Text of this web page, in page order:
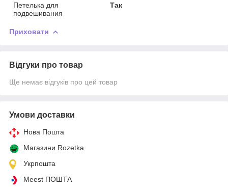
Петелька для
подвешивания
Так
Приховати
Відгуки про товар
Ще немає відгуків про цей товар
Умови доставки
Нова Пошта
Магазини Rozetka
Укрпошта
Meest ПОШТА